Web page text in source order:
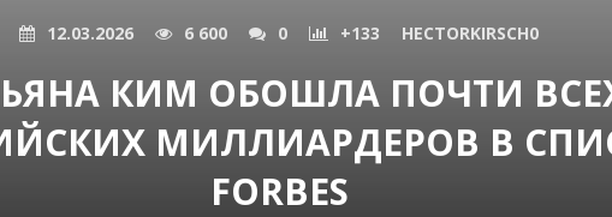
12.03.2026 6 600 0 +133 HECTORKIRSCH0
КИМ ОБОШЛА ПОЧТИ
МИЛЛИАРДЕРОВ В
FORBES